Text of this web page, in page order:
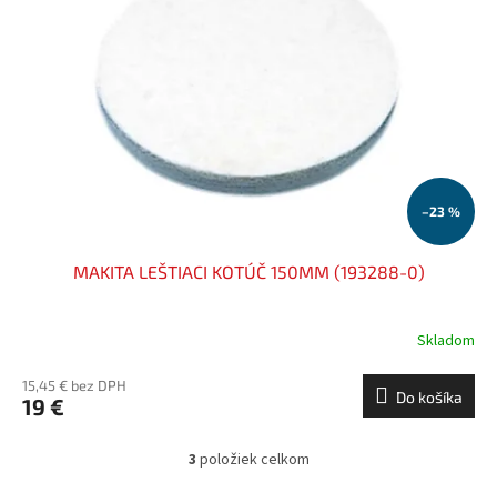
–23 %
MAKITA LEŠTIACI KOTÚČ 150MM (193288-0)
Skladom
15,45 € bez DPH
19 € Do košíka
O
3 položiek celkom